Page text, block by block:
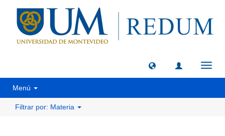
Menú
Filtrar por: Materia